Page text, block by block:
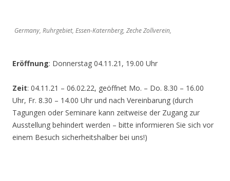
Germany, Ruhrgebiet, Essen-Katernberg, Zeche Zollverein,
Eröffnung: Donnerstag 04.11.21, 19.00 Uhr
Zeit: 04.11.21 – 06.02.22, geöffnet Mo. – Do. 8.30 – 16.00
Uhr, Fr. 8.30 – 14.00 Uhr und nach Vereinbarung (durch
Tagungen oder Seminare kann zeitweise der Zugang zur
Ausstellung behindert werden – bitte informieren Sie sich vor
einem Besuch sicherheitshalber bei uns!)